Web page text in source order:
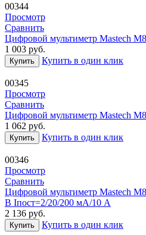
00344
Просмотр
Сравнить
Цифровой мультиметр Mastech
1 003 руб.
Купить Купить в один клик
00345
Просмотр
Сравнить
Цифровой мультиметр Mastech
1 062 руб.
Купить Купить в один клик
00346
Просмотр
Сравнить
Цифровой мультиметр Mastech
В Iпост=2/20/200 мА/10 А
2 136 руб.
Купить Купить в один клик